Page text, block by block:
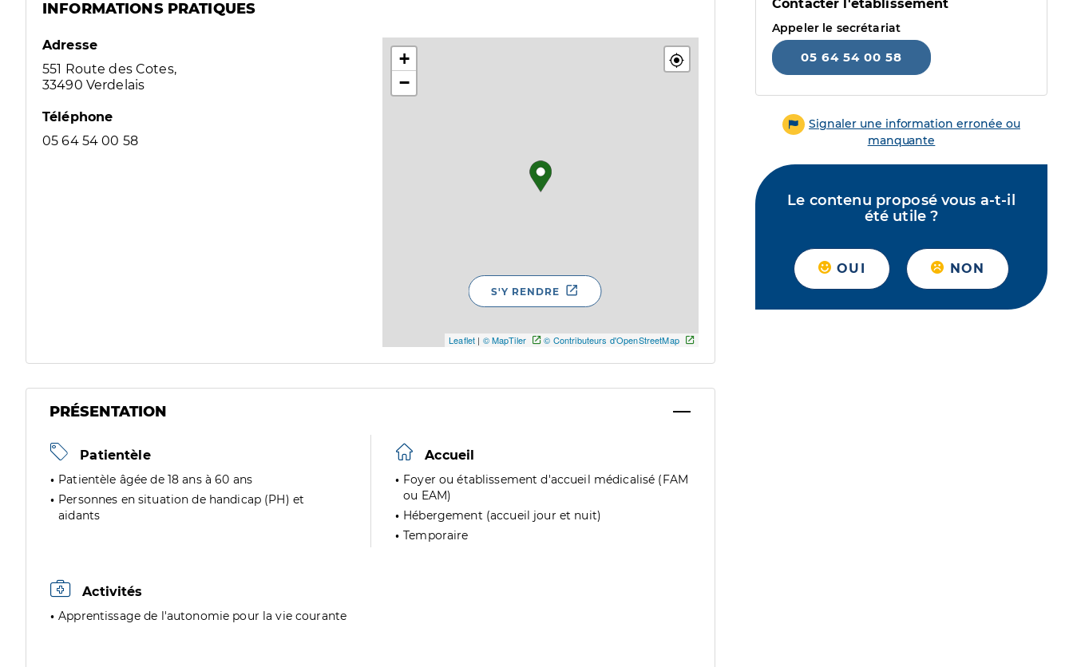
INFORMATIONS PRATIQUES
Adresse
551 Route des Cotes,
33490 Verdelais
Téléphone
05 64 54 00 58
+
−
Leaflet | © MapTiler © Contributeurs d'OpenStreetMap
S'Y RENDRE
PRÉSENTATION
Patientèle
Patientèle âgée de 18 ans à 60 ans
Personnes en situation de handicap (PH) et
aidants
Accueil
Foyer ou établissement d'accueil médicalisé (FAM
ou EAM)
Hébergement (accueil jour et nuit)
Temporaire
Activités
Apprentissage de l'autonomie pour la vie courante
Contacter l'établissement
Appeler le secrétariat
05 64 54 00 58
Signaler une information erronée ou
manquante
Le contenu proposé vous a-t-il
été utile ?
OUI NON